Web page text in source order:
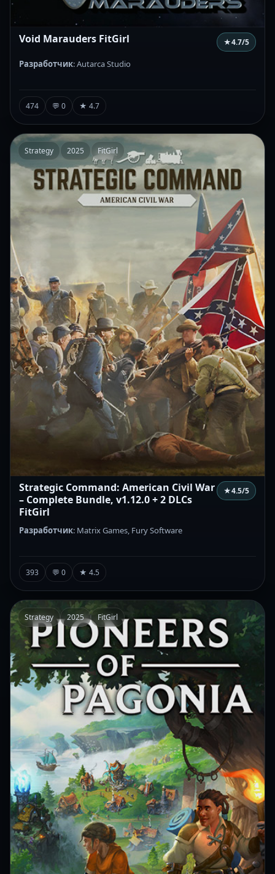
Void Marauders FitGirl ★4.7/5
Разработчик: Autarca Studio
474 💬 0 ★ 4.7
Strategy 2025 FitGirl
Strategic Command: American Civil War
– Complete Bundle, v1.12.0 + 2 DLCs
FitGirl
★4.5/5
Разработчик: Matrix Games, Fury Software
393 💬 0 ★ 4.5
Strategy 2025 FitGirl